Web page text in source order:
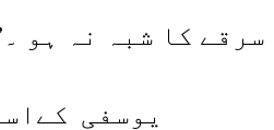
سرقے کا شبہ نہ ہو ۔”
یوسفی